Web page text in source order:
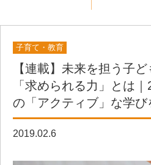
子育て・教育
【連載】未来を担う子
「求められる力」とは
の「アクティブ」な学び
2019.02.6